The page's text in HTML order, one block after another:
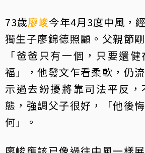
73歲廖峻今年4月3度中風，
獨生子廖錦德照顧。父親節
「爸爸只有一個，只要還
福」，他發文乍看柔軟，仍
示過去紛擾將靠司法平反
態，強調父子很好，「他後
何」。